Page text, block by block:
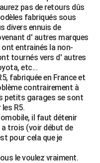
pas de retours dûs
fabriqués sous
divers ennuis de
d' autres marques
entrainés la non-
tournés vers d' autres
etc...
fabriquée en France et
contrairement à
petits garages se sont
R5.
il faut détenir
a trois (voir début de
pour cela que je
le voulez vraiment.